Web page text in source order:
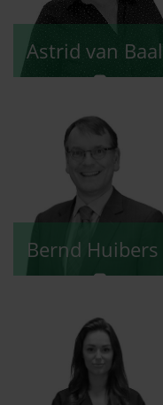
Astrid van Baal
Bernd Huibers